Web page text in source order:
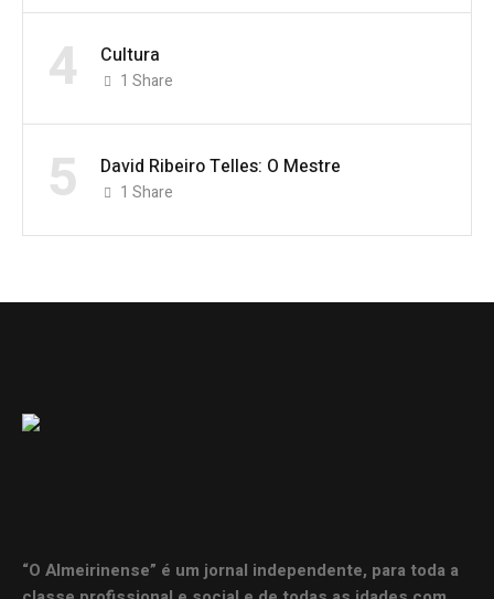
4 Cultura
1 Share
5 David Ribeiro Telles: O Mestre
1 Share
“O Almeirinense” é um jornal independente, para toda a